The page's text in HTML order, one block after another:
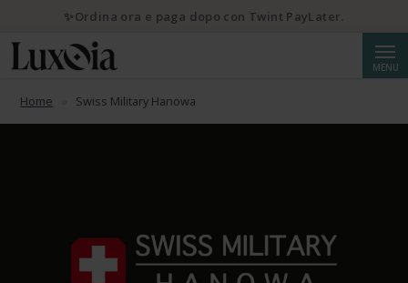
MENU
Home Swiss Military Hanowa
✨Ordina ora e paga dopo con Twint PayLater.